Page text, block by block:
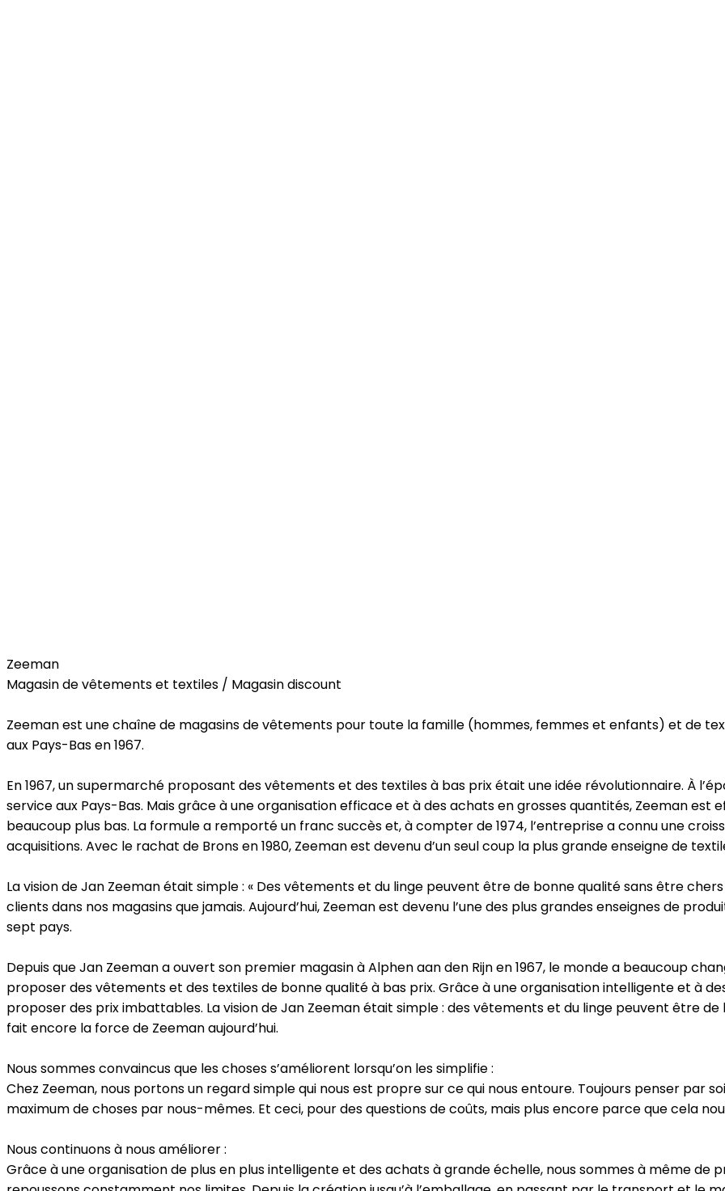
Zeeman
Magasin de vêtements et textiles / Magasin discount
Zeeman est une chaîne de magasins de vêtements pour toute la famille (hommes, femmes et enfants) et de
aux Pays-Bas en 1967.
En 1967, un supermarché proposant des vêtements et des textiles à bas prix était une idée révolutionnaire. À
service aux Pays-Bas. Mais grâce à une organisation efficace et à des achats en grosses quantités, Zeeman
beaucoup plus bas. La formule a remporté un franc succès et, à compter de 1974, l’entreprise a connu une
acquisitions. Avec le rachat de Brons en 1980, Zeeman est devenu d’un seul coup la plus grande enseigne de
La vision de Jan Zeeman était simple : « Des vêtements et du linge peuvent être de bonne qualité sans être
clients dans nos magasins que jamais. Aujourd’hui, Zeeman est devenu l’une des plus grandes enseignes de
sept pays.
Depuis que Jan Zeeman a ouvert son premier magasin à Alphen aan den Rijn en 1967, le monde a beaucoup
proposer des vêtements et des textiles de bonne qualité à bas prix. Grâce à une organisation intelligente et à
proposer des prix imbattables. La vision de Jan Zeeman était simple : des vêtements et du linge peuvent être
fait encore la force de Zeeman aujourd’hui.
Nous sommes convaincus que les choses s’améliorent lorsqu’on les simplifie :
Chez Zeeman, nous portons un regard simple qui nous est propre sur ce qui nous entoure. Toujours penser par
maximum de choses par nous-mêmes. Et ceci, pour des questions de coûts, mais plus encore parce que cela
Nous continuons à nous améliorer :
Grâce à une organisation de plus en plus intelligente et des achats à grande échelle, nous sommes à même de